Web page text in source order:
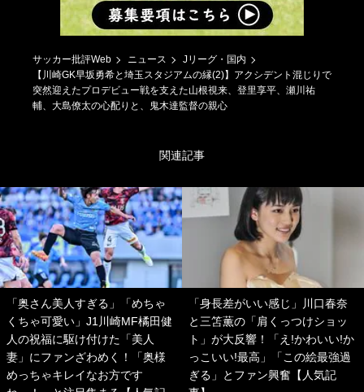
サッカー批評Web ニュース
Jリーグ・国内
【川崎GK早坂勇希と埼玉スタジアムの縁(2)】アクシデント混じりで
突然迎えたプロデビュー戦を支えた山根視来、登里享平、瀬川祐
輔、大島僚太の心配りと、鬼木達監督の親心
関連記事
「奥さん美人すぎる」「めちゃ
くちゃ可愛い」J1川崎MF橘田健
人の祝福に駆け付けた「美人
妻」にファンざわめく！「奥様
めっちゃキレイなお方です
「身長差がいい感じ」川口春奈
と三笘薫の「肩くっつけショッ
ト」が大反響！「え!かわいい!か
っこいい!最高」「この絵最強過
ぎる」とファン興奮【人気記